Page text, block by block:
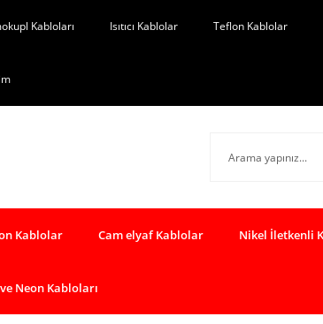
Kabloları Isıtıcı Kablolar Teflon Kablolar
Kablolar Cam elyaf Kablolar Nikel İletkenli
Neon Kabloları